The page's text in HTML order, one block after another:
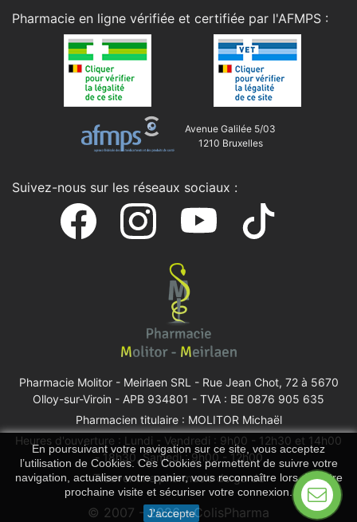
En poursuivant votre navigation sur ce site, vous acceptez
l’utilisation de Cookies. Ces Cookies permettent de suivre votre
navigation, actualiser votre panier, vous reconnaître lors de votre
prochaine visite et sécuriser votre connexion.
J'accepte
Pharmacie en ligne vérifiée et certifiée par l'AFMPS :
Avenue Galilée 5/03
1210 Bruxelles
Suivez-nous sur les réseaux sociaux :
Pharmacie Molitor - Meirlaen SRL - Rue Jean Chot, 72 à 5670
Olloy-sur-Viroin - APB 934801 - TVA : BE 0876 905 635
Pharmacien titulaire : MOLITOR Michaël
Heures d'ouverture : Lundi - Vendredi : 9h00 - 12h30 et 14h00
- 18h30, Samedi : 9h00 - 12h00
Trouver une pharmacie de garde
© 2007 - 2026 - ColisPharma